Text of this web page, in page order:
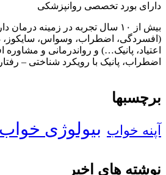
دارای بورد تخصصی روانپزشکی
بیش از ۱۰ سال تجربه در زمینه
(افسردگی، اضطراب، وسواس، سایکوز،
اعتیاد، پانیک…) و رواندرمانی و
اضطراب، پانیک با رویکرد شناختی –
برچسبها
آپنه خواب بیولوژی خواب
نوشته های اخیر